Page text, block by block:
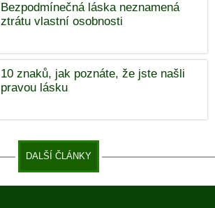
Bezpodmínečná láska neznamená
ztrátu vlastní osobnosti
10 znaků, jak poznáte, že jste našli
pravou lásku
DALŠÍ ČLÁNKY